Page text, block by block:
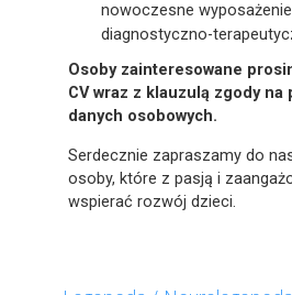
nowoczesne
diagnostyczno-
Osoby zainteresowane
CV wraz z klauzulą zgody na
danych osobowych.
Serdecznie zapraszamy do
osoby, które z pasją i
wspierać rozwój dzieci.